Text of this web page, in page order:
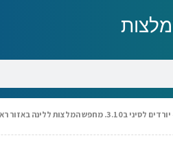
יורדים לסיני ב3.10. מחפש המלצות ללינה באזור ראס השטן / נואיבה. בנוסף אשמח להסבר מניסיון אישי איזה בדיקות צריך לעבור לפני…